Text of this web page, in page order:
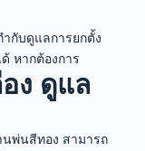
กับดูแลการยกตั้ง
หากต้องการ
ง ดูแล
นพ่นสีทอง สามารถ